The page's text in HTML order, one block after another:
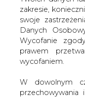
zakresie,
swoje
Danych
Wycofanie
prawem
wycofaniem.
W dowolnym
do testu tej linii.
powodu
kupna, nie tylko
również
na wzrostowy
MACD swojej linii
spadków jest 40 zł.